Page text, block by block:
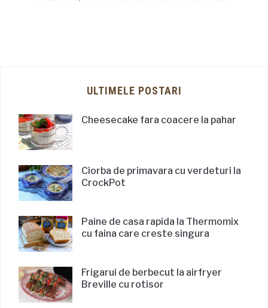
ULTIMELE POSTARI
Cheesecake fara coacere la pahar
Ciorba de primavara cu verdeturi la
CrockPot
Paine de casa rapida la Thermomix
cu faina care creste singura
Frigarui de berbecut la airfryer
Breville cu rotisor